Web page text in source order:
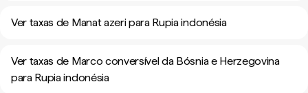
Ver taxas de Manat azeri para Rupia indonésia
Ver taxas de Marco conversível da Bósnia e Herzegovina
para Rupia indonésia